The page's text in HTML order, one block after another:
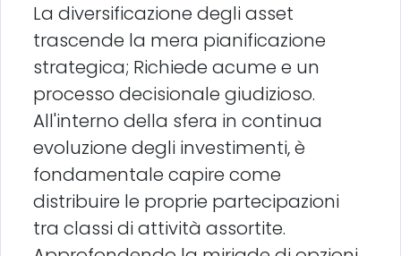
La diversificazione degli asset
trascende la mera pianificazione
strategica; Richiede acume e un
processo decisionale giudizioso.
All'interno della sfera in continua
evoluzione degli investimenti, è
fondamentale capire come
distribuire le proprie partecipazioni
tra classi di attività assortite.